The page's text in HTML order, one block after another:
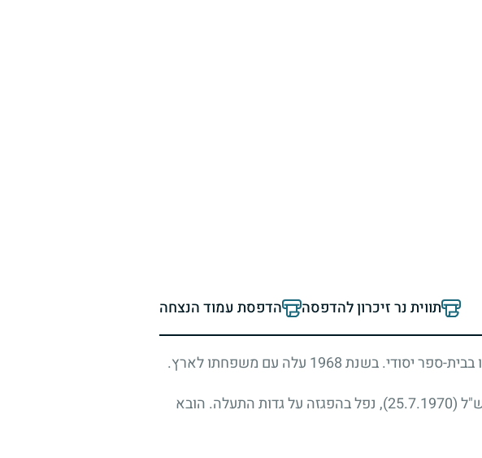
תווית נר זיכרון להדפסה הדפסת עמוד הנצחה
בבית-ספר יסודי. בשנת1968 עלה עם משפחתו לארץ.
(25.7.1970)
, נפל בהפגזה על גדות התעלה. הובא